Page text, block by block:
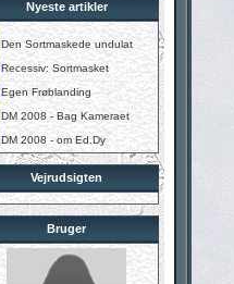
Nyeste artikler
Den Sortmaskede undulat
Recessiv: Sortmasket
Egen Frøblanding
DM 2008 - Bag Kameraet
DM 2008 - om Ed.Dy
Vejrudsigten
Bruger